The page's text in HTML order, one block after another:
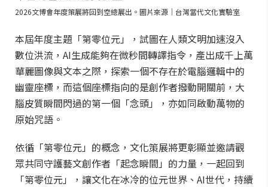
2026文博會年度策展將回到空總展出。圖片來源｜台灣當代文化實驗室
本屆年度主題「第零位元」，試圖在人類文明加速沒入
數位洪流，AI生成能夠在微秒間轉譯指令，產出成千上萬
華麗圖像與文本之際，探索一個不存在於電腦邏輯中的
幽靈座標，而這個座標指向的是創作者撥動開關前，大
腦皮質瞬間閃過的第一個「念頭」，亦如同啟動萬物的
原始咒語。
依循「第零位元」的概念，文化策展將更彰顯並邀請觀
眾共同守護藝文創作者「起念瞬間」的力量，一起回到
「第零位元」，讓文化在冰冷的位元世界、AI世代，持續